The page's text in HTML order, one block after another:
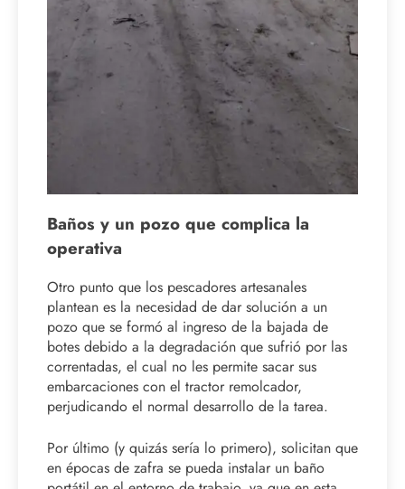
Baños y un pozo que complica la
operativa
Otro punto que los pescadores artesanales
plantean es la necesidad de dar solución a un
pozo que se formó al ingreso de la bajada de
botes debido a la degradación que sufrió por las
correntadas, el cual no les permite sacar sus
embarcaciones con el tractor remolcador,
perjudicando el normal desarrollo de la tarea.
Por último (y quizás sería lo primero), solicitan que
en épocas de zafra se pueda instalar un baño